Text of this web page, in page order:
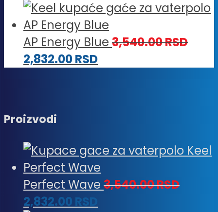
AP Energy Blue 3,540.00RSD
2,832.00RSD
Proizvodi
Perfect Wave 3,540.00RSD
2,832.00 RSD